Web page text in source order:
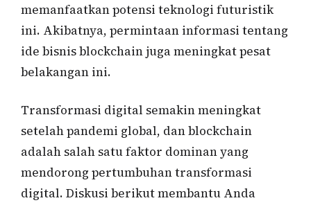
memanfaatkan potensi teknologi futuristik
ini. Akibatnya, permintaan informasi tentang
ide bisnis blockchain juga meningkat pesat
belakangan ini.
Transformasi digital semakin meningkat
setelah pandemi global, dan blockchain
adalah salah satu faktor dominan yang
mendorong pertumbuhan transformasi
digital. Diskusi berikut membantu Anda